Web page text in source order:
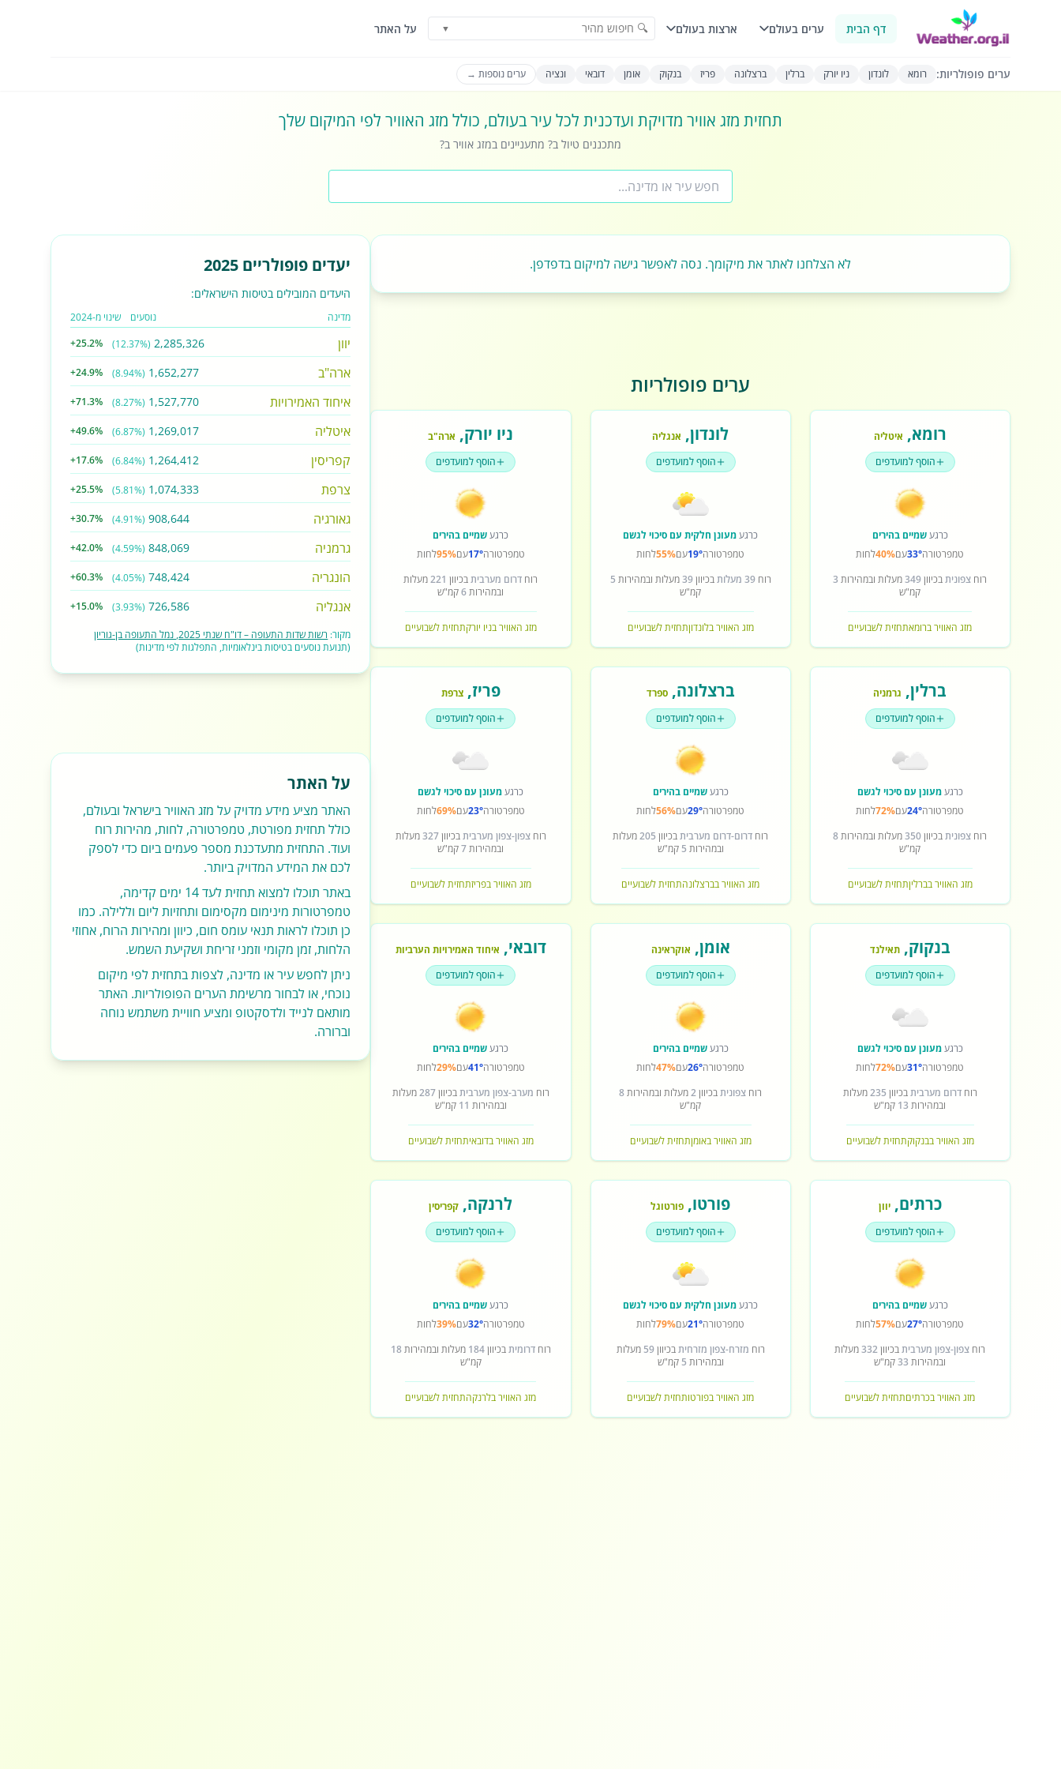
דף הבית ערים בעולם ארצות בעולם 🔍 חיפוש מהיר ▼ על האתר
ערים פופולריות: רומא לונדון ניו יורק ברלין ברצלונה פריז בנקוק אומן דובאי ונציה ערים נוספות →
תחזית מזג אוויר מדויקת ועדכנית לכל עיר בעולם, כולל מזג האוויר לפי המיקום שלך
מתכננים טיול ב? מתעניינים במזג אוויר ב?
לא הצלחנו לאתר את מיקומך. נסה לאפשר גישה למיקום בדפדפן.
ערים פופולריות
רומא, איטליה
הוסף למועדפים
כרגעשמיים בהירים
טמפרטורה33°עם40%לחות
רוח צפוניתבכיוון349מעלות ובמהירות 3
קמ"ש
מזג האוויר ברומאתחזית לשבועיים
לונדון, אנגליה
הוסף למועדפים
כרגעמעונן חלקית עם סיכוי לגשם
טמפרטורה19°עם55%לחות
רוח39 מעלות בכיוון39מעלות ובמהירות 5
קמ"ש
מזג האוויר בלונדוןתחזית לשבועיים
ניו יורק, ארה"ב
הוסף למועדפים
כרגעשמיים בהירים
טמפרטורה17°עם95%לחות
רוח דרום מערביתבכיוון 221מעלות
ובמהירות6קמ"ש
מזג האוויר בניו יורקתחזית לשבועיים
ברלין, גרמניה
הוסף למועדפים
כרגעמעונן עם סיכוי לגשם
טמפרטורה24°עם72%לחות
רוח צפוניתבכיוון350מעלות ובמהירות8
קמ"ש
מזג האוויר בברליןתחזית לשבועיים
ברצלונה,ספרד
הוסף למועדפים
כרגעשמיים בהירים
טמפרטורה29°עם56%לחות
רוח דרום-דרום מערביתבכיוון 205מעלות
ובמהירות 5 קמ"ש
מזג האוויר בברצלונהתחזית לשבועיים
פריז,צרפת
הוסף למועדפים
כרגעמעונן עם סיכוי לגשם
טמפרטורה23°עם69%לחות
רוחצפון-צפון מערביתבכיוון327מעלות
ובמהירות7קמ"ש
מזג האוויר בפריזתחזית לשבועיים
בנקוק,תאילנד
הוסף למועדפים
כרגעמעונן עם סיכוי לגשם
טמפרטורה31°עם72%לחות
רוחדרום מערביתבכיוון 235מעלות
ובמהירות 13 קמ"ש
מזג האוויר בבנקוקתחזית לשבועיים
אומן, אוקראינה
הוסף למועדפים
כרגעשמיים בהירים
טמפרטורה26°עם47%לחות
רוח צפוניתבכיוון2מעלות ובמהירות8
קמ"ש
מזג האוויר באומןתחזית לשבועיים
דובאי, איחוד האמירויות הערביות
הוסף למועדפים
כרגעשמיים בהירים
טמפרטורה41°עם29%לחות
רוח מערב-צפון מערביתבכיוון287מעלות
ובמהירות 11 קמ"ש
מזג האוויר בדובאיתחזית לשבועיים
כרתים,יוון
הוסף למועדפים
כרגעשמיים בהירים
טמפרטורה27°עם57%לחות
רוח צפון-צפון מערביתבכיוון332מעלות
ובמהירות 33קמ"ש
מזג האוויר בכרתיםתחזית לשבועיים
פורטו, פורטוגל
הוסף למועדפים
כרגעמעונן חלקית עם סיכוי לגשם
טמפרטורה21°עם79%לחות
רוח מזרח-צפון מזרחיתבכיוון59 מעלות
ובמהירות 5 קמ"ש
מזג האוויר בפורטותחזית לשבועיים
לרנקה, קפריסין
הוסף למועדפים
כרגעשמיים בהירים
טמפרטורה32°עם39%לחות
רוחדרומיתבכיוון184 מעלות ובמהירות18
קמ"ש
מזג האוויר בלרנקהתחזית לשבועיים
יעדים פופולריים 2025
היעדים המובילים בטיסות הישראלים:
מדינה נוסעים שינוי מ-2024
יוון 2,285,326
(12.37%)
+25.2%
ארה"ב 1,652,277
(8.94%)
+24.9%
איחוד האמירויות 1,527,770
(8.27%)
+71.3%
איטליה 1,269,017
(6.87%)
+49.6%
קפריסין 1,264,412
(6.84%)
+17.6%
צרפת 1,074,333
(5.81%)
+25.5%
גאורגיה 908,644
(4.91%)
+30.7%
גרמניה 848,069
(4.59%)
+42.0%
הונגריה 748,424
(4.05%)
+60.3%
אנגליה 726,586
(3.93%)
+15.0%
מקור: רשות שדות התעופה – דו"ח שנתי 2025, נמל התעופה בן-גוריון
(תנועת נוסעים בטיסות בינלאומיות, התפלגות לפי מדינות)
על האתר
האתר מציע מידע מדויק על מזג האוויר בישראל ובעולם,
כולל תחזית מפורטת, טמפרטורה, לחות, מהירות רוח
ועוד. התחזית מתעדכנת מספר פעמים ביום כדי לספק
לכם את המידע המדויק ביותר.
באתר תוכלו למצוא תחזית לעד 14 ימים קדימה,
טמפרטורות מינימום מקסימום ותחזיות ליום וללילה. כמו
כן תוכלו לראות תנאי עומס חום, כיוון ומהירות הרוח, אחוזי
הלחות, זמן מקומי וזמני זריחת ושקיעת השמש.
ניתן לחפש עיר או מדינה, לצפות בתחזית לפי מיקום
נוכחי, או לבחור מרשימת הערים הפופולריות. האתר
מותאם לנייד ולדסקטופ ומציע חוויית משתמש נוחה
וברורה.